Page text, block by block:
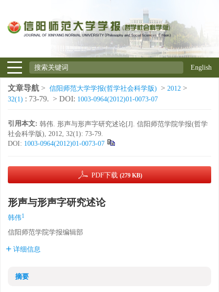
English
文章导航 > 信阳师范大学学报(哲学社会科学版) > 2012 >
32(1) : 73-79. > DOI: 1003-0964(2012)01-0073-07
引用本文: 韩伟. 形声与形声字研究述论[J]. 信阳师范学院学报(哲学
社会科学版), 2012, 32(1): 73-79.
DOI: 1003-0964(2012)01-0073-07
PDF下载 (279 KB)
形声与形声字研究述论
韩伟1
信阳师范学院学报编辑部
详细信息
摘要